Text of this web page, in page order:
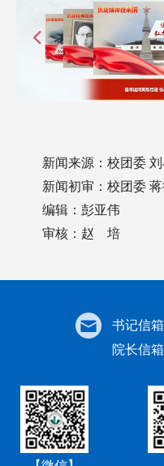
新闻来源：校团委
新闻初审：校团委
编辑：彭亚伟
审核：赵 培
书记信箱
院长信箱